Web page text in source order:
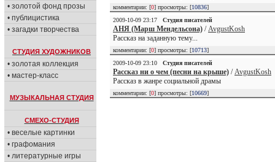
• золотой фонд прозы
• публицистика
• загадки творчества
СТУДИЯ ХУДОЖНИКОВ
• золотая коллекция
• мастер-класс
МУЗЫКАЛЬНАЯ СТУДИЯ
СМЕХО-СТУДИЯ
• веселые картинки
• графомания
• литературные игры
комментарии: [0] просмотры: [10836]
2009-10-09 23:17
Студия писателей
АНЯ (Марш Мендельсона) /AvgustKosh
Рассказ на заданную тему...
комментарии: [0] просмотры: [10713]
2009-10-09 23:10
Студия писателей
Рассказ ни о чем (песни на крыше) /AvgustKosh
Рассказ в жанре социальной драмы
комментарии: [0] просмотры: [10669]